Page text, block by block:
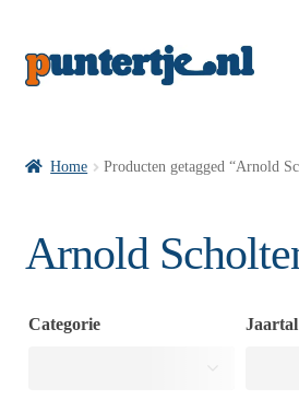
Home Producten getagged “Arnold
Arnold
Categorie Jaartal